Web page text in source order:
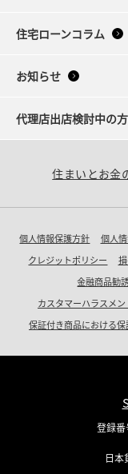
住宅ローンコラム
お知らせ
代理店出店検討中の方
住まいとお金
個人情報保護方針 個人
クレジットポリシー
金融商品勧
カスタマーハラスメ
保証付き商品における
登録
日